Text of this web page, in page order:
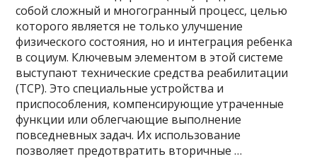
собой сложный и многогранный процесс, целью
которого является не только улучшение
физического состояния, но и интеграция ребенка
в социум. Ключевым элементом в этой системе
выступают технические средства реабилитации
(ТСР). Это специальные устройства и
приспособления, компенсирующие утраченные
функции или облегчающие выполнение
повседневных задач. Их использование
позволяет предотвратить вторичные …